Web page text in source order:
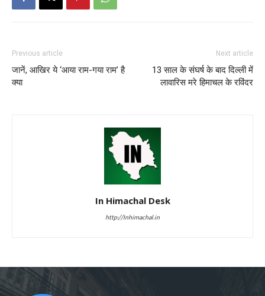
Previous article
जानें, आखिर ये ‘आया राम-गया राम’ है
क्या
Next article
13 साल के संघर्ष के बाद दिल्ली में
लावारिस मरे हिमाचल के रविंदर
In Himachal Desk
http://Inhimachal.in